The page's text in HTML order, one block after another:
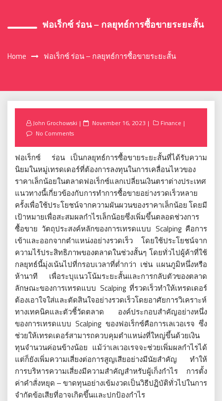
ฟอเร็กซ์ ร่อน – กลยุทธ์การซื้อขายระยะสั้น
Home ฟอเร็กซ์ ร่อน – กลยุทธ์การซื้อขายระยะสั้น
John Grochowski
Posted
November 16, 2023
Finance
No Comments
ฟอเร็กซ์ ร่อน เป็นกลยุทธ์การซื้อขายระยะสั้นที่ได้รับความ
นิยมในหมู่เทรดเดอร์ที่ต้องการลงทุนในการเคลื่อนไหวของ
ราคาเล็กน้อยในตลาดฟอเร็กซ์แลกเปลี่ยนเงินตราต่างประเทศ
แนวทางนี้เกี่ยวข้องกับการทำการซื้อขายอย่างรวดเร็วหลาย
ครั้งเพื่อใช้ประโยชน์จากความผันผวนของราคาเล็กน้อย โดยมี
เป้าหมายเพื่อสะสมผลกำไรเล็กน้อยซึ่งเพิ่มขึ้นตลอดช่วงการ
ซื้อขาย วัตถุประสงค์หลักของการเทรดแบบ Scalping คือการ
เข้าและออกจากตำแหน่งอย่างรวดเร็ว โดยใช้ประโยชน์จาก
ความไร้ประสิทธิภาพของตลาดในช่วงสั้นๆ โดยทั่วไปผู้ค้าที่ใช้
กลยุทธ์นี้มุ่งเน้นไปที่กรอบเวลาที่ต่ำกว่า เช่น แผนภูมิหนึ่งหรือ
ห้านาที เพื่อระบุแนวโน้มระยะสั้นและการกลับตัวของตลาด
ลักษณะของการเทรดแบบ Scalping ที่รวดเร็วทำให้เทรดเดอร์
ต้องเอาใจใส่และตัดสินใจอย่างรวดเร็วโดยอาศัยการวิเคราะห์
ทางเทคนิคและตัวชี้วัดตลาด องค์ประกอบสำคัญอย่างหนึ่ง
ของการเทรดแบบ Scalping ของฟอเร็กซ์คือการเลเวอเรจ ซึ่ง
ช่วยให้เทรดเดอร์สามารถควบคุมตำแหน่งที่ใหญ่ขึ้นด้วยเงิน
ทุนจำนวนค่อนข้างน้อย แม้ว่าเลเวอเรจจะช่วยเพิ่มผลกำไรได้
แต่ก็ยังเพิ่มความเสี่ยงต่อการสูญเสียอย่างมีนัยสำคัญ ทำให้
การบริหารความเสี่ยงมีความสำคัญสำหรับผู้เก็งกำไร การตั้ง
ค่าคำสั่งหยุด – ขาดทุนอย่างเข้มงวดเป็นวิธีปฏิบัติทั่วไปในการ
จำกัดข้อเสียที่อาจเกิดขึ้นและปกป้องกำไร